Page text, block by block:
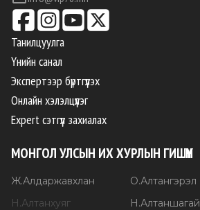
Танилцуулга
Үнийн санал
Экспертээр бүртгүүлэх
Онлайн хэлэлцүүлэг
Expert сэтгүүл захиалах
МОНГОЛ УЛСЫН ИХ ХУРЛЫН ГИШҮҮН
Ж.Алдаржавхлан О.Алтангэрэл
Н.Алтанхуяг Н.Алтаншагай